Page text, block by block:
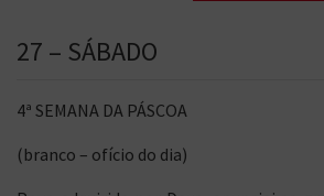
27 – SÁBADO
4ª SEMANA DA PÁSCOA
(branco – ofício do dia)